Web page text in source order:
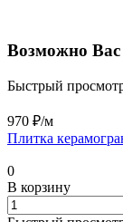
Возможно Вас
Быстрый
970 ₽/м
Плитка
0
В корзину